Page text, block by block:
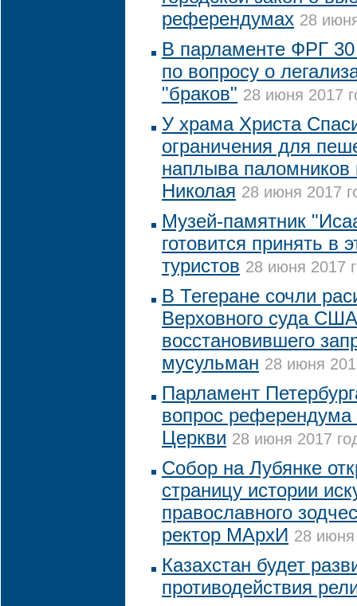
референдумах 28
В парламенте ФРГ
по вопросу о
"браков" 28 июня 2017
У храма Христа
ограничения для
наплыва
Николая 28 июня 2017
Музей-памятник
готовится принять в
туристов 28 июня 2017
В Тегеране сочли
Верховного суда
восстановившего
мусульман 28 июня
Парламент
вопрос референдума
Церкви 28 июня 2017
Собор на Лубянке
страницу истории
православного
ректор МАрхИ 28 июня
Казахстан будет
противодействия